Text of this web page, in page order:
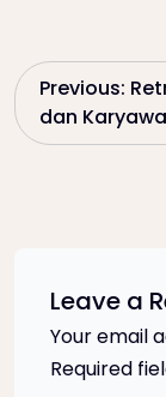
o
Previous:
dan
Leave a
Your email
Required